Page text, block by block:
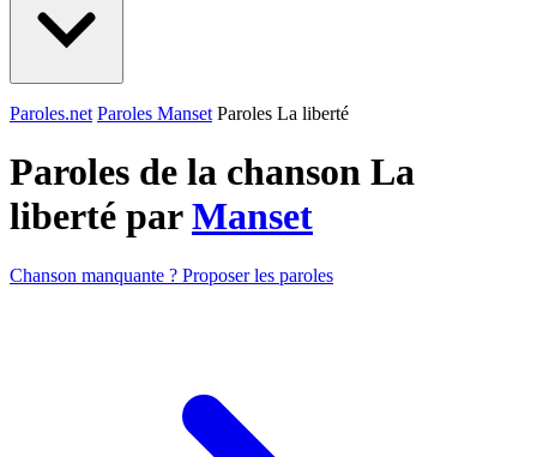
Paroles.net Paroles Manset Paroles La liberté
Paroles de la chanson La
liberté parManset
Chanson manquante ? Proposer les paroles